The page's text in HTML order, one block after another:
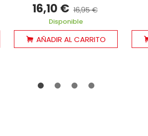
16,10 € 16,95 €
Disponible
AÑADIR AL CARRITO